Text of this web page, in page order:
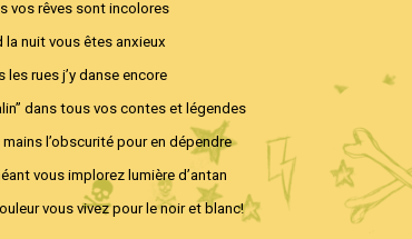
vos rêves sont incolores
la nuit vous êtes anxieux
les rues j’y danse encore
dans tous vos contes et légendes
l’obscurité pour en dépendre
vous implorez lumière d’antan
vous vivez pour le noir et blanc!